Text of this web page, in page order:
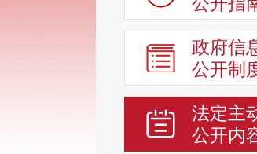
政府信
公开制
法定主
公开内